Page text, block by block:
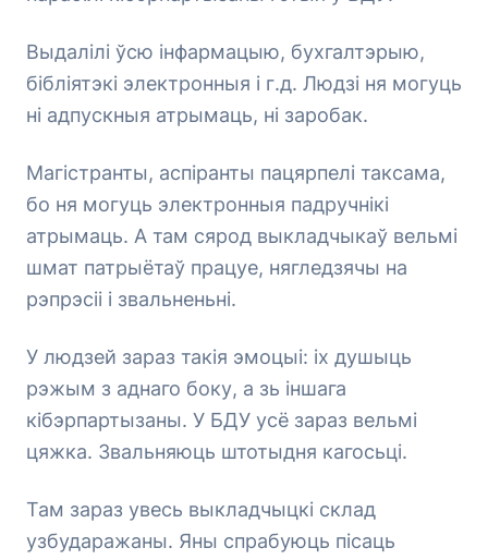
Выдалілі ўсю інфармацыю, бухгалтэрыю,
бібліятэкі электронныя і г.д. Людзі ня могуць
ні адпускныя атрымаць, ні заробак.
Магістранты, аспіранты пацярпелі таксама,
бо ня могуць электронныя падручнікі
атрымаць. А там сярод выкладчыкаў вельмі
шмат патрыётаў працуе, нягледзячы на
рэпрэсіі і звальненьні.
У людзей зараз такія эмоцыі: іх душыць
рэжым з аднаго боку, а зь іншага
кібэрпартызаны. У БДУ усё зараз вельмі
цяжка. Звальняюць штотыдня кагосьці.
Там зараз увесь выкладчыцкі склад
узбударажаны. Яны спрабуюць пісаць